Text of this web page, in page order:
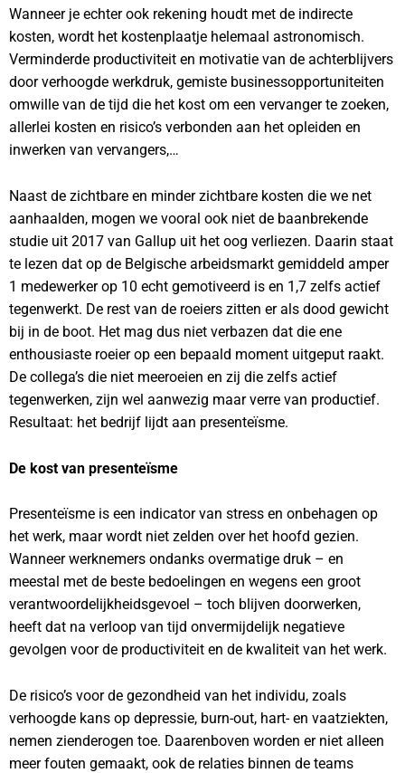
Wanneer je echter ook rekening houdt met de indirecte
kosten, wordt het kostenplaatje helemaal astronomisch.
Verminderde productiviteit en motivatie van de achterblijvers
door verhoogde werkdruk, gemiste businessopportuniteiten
omwille van de tijd die het kost om een vervanger te zoeken,
allerlei kosten en risico’s verbonden aan het opleiden en
inwerken van vervangers,…
Naast de zichtbare en minder zichtbare kosten die we net
aanhaalden, mogen we vooral ook niet de baanbrekende
studie uit 2017 van Gallup uit het oog verliezen. Daarin staat
te lezen dat op de Belgische arbeidsmarkt gemiddeld amper
1 medewerker op 10 echt gemotiveerd is en 1,7 zelfs actief
tegenwerkt. De rest van de roeiers zitten er als dood gewicht
bij in de boot. Het mag dus niet verbazen dat die ene
enthousiaste roeier op een bepaald moment uitgeput raakt.
De collega’s die niet meeroeien en zij die zelfs actief
tegenwerken, zijn wel aanwezig maar verre van productief.
Resultaat: het bedrijf lijdt aan presenteïsme.
De kost van presenteïsme
Presenteïsme is een indicator van stress en onbehagen op
het werk, maar wordt niet zelden over het hoofd gezien.
Wanneer werknemers ondanks overmatige druk – en
meestal met de beste bedoelingen en wegens een groot
verantwoordelijkheidsgevoel – toch blijven doorwerken,
heeft dat na verloop van tijd onvermijdelijk negatieve
gevolgen voor de productiviteit en de kwaliteit van het werk.
De risico’s voor de gezondheid van het individu, zoals
verhoogde kans op depressie, burn-out, hart- en vaatziekten,
nemen zienderogen toe. Daarenboven worden er niet alleen
meer fouten gemaakt, ook de relaties binnen de teams